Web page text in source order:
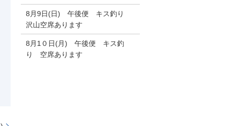
8月9日(日) 午後便 キス釣り
沢山空席あります
8月1０日(月) 午後便 キス釣
り 空席あります